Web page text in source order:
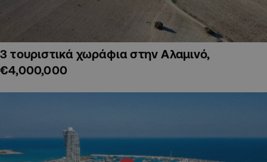
3 τουριστικά χωράφια στην Αλαμινό,
€4,000,000